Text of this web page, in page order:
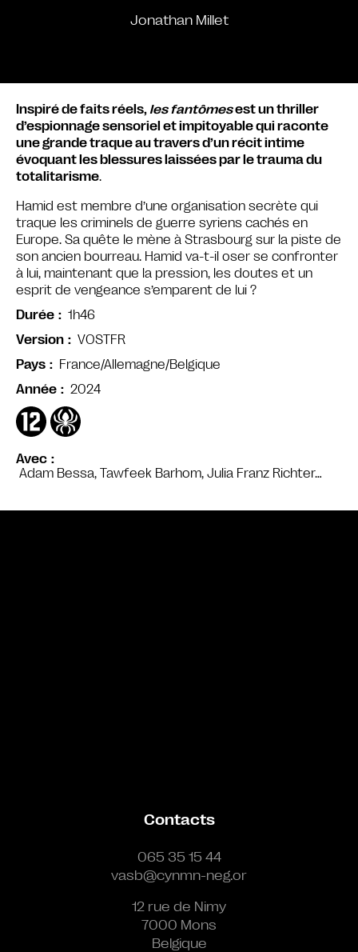
Jonathan Millet
Avec
Adam Bessa, Tawfeek Barhom, Julia Franz Richter…
Inspiré de faits réels,les fantômesest un thriller
d’espionnage sensoriel et impitoyable qui raconte
une grande traque au travers d’un récit intime
évoquant les blessures laissées par le trauma du
totalitarisme.
Hamid est membre d’une organisation secrète qui
traque les criminels de guerre syriens cachés en
Europe. Sa quête le mène à Strasbourg sur la piste de
son ancien bourreau. Hamid va-t-il oser se confronter
à lui, maintenant que la pression, les doutes et un
esprit de vengeance s’emparent de lui ?
Durée
1h46
Version
VOSTFR
Pays
France/Allemagne/Belgique
Année
2024
Contacts
065 35 15 44
vasb@cynmn-neg.or
12 rue de Nimy
7000 Mons
Belgique